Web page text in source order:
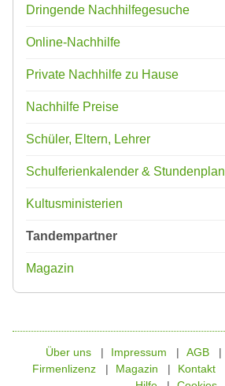
Dringende Nachhilfegesuche
Online-Nachhilfe
Private Nachhilfe zu Hause
Nachhilfe Preise
Schüler, Eltern, Lehrer
Schulferienkalender & Stundenplan
Kultusministerien
Tandempartner
Magazin
Über uns Impressum AGB
Firmenlizenz
Magazin Kontakt